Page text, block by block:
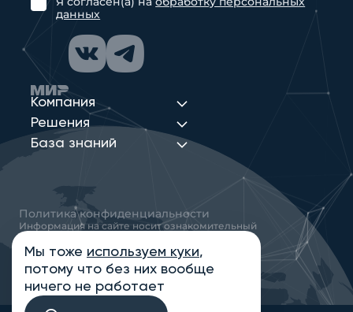
Компания
Решения
База знаний
данных
Политика конфиденциальности
Информация на сайте носит ознакомительный
характер и не является публичной офертой,
определяемой положениями статьи 437
Гражданского кодекса РФ
© 2013-2026 Новые Сети Интеграция
Мы тоже используем куки,
потому что без них вообще
ничего не работает